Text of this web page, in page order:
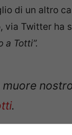
di un altro
via Twitter ha
Totti”.
.